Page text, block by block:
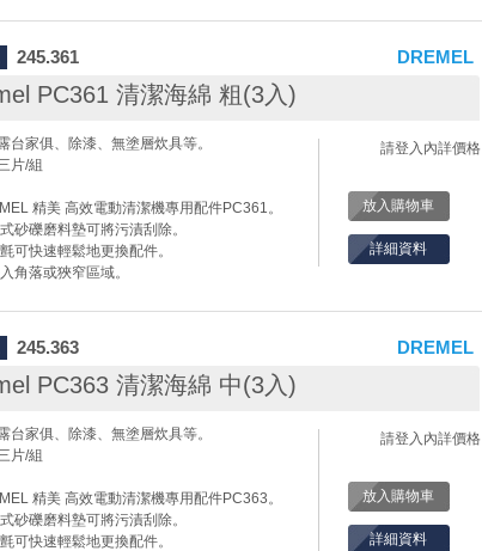
DREMEL
245.361
PC361 清潔海綿 粗(3入)
台家俱、除漆、無塗層炊具等。
片/組
精美 高效電動清潔機專用配件PC361。
砂礫磨料墊可將污漬刮除。
可快速輕鬆地更換配件。
角落或狹窄區域。
請登入內詳價格
放入購物車
詳細資料
DREMEL
245.363
PC363 清潔海綿 中(3入)
台家俱、除漆、無塗層炊具等。
片/組
精美 高效電動清潔機專用配件PC363。
砂礫磨料墊可將污漬刮除。
可快速輕鬆地更換配件。
請登入內詳價格
放入購物車
詳細資料